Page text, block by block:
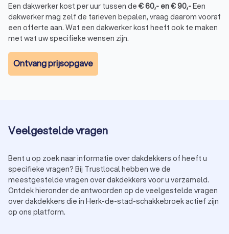
Een dakwerker kost per uur tussen de €60,- en€90,-Een
dakwerker mag zelf de tarieven bepalen, vraag daarom vooraf
een offerte aan. Wat een dakwerker kost heeft ook te maken
met wat uw specifieke wensen zijn.
Ontvang prijsopgave
Veelgestelde vragen
Bent u op zoek naar informatie over dakdekkers of heeft u
specifieke vragen? Bij Trustlocal hebben we de
meestgestelde vragen over dakdekkers voor u verzameld.
Ontdek hieronder de antwoorden op de veelgestelde vragen
over dakdekkers die in Herk-de-stad-schakkebroek actief zijn
op ons platform.